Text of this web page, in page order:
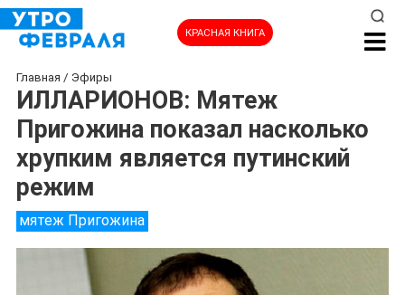
КРАСНАЯ КНИГА
Главная / Эфиры
ИЛЛАРИОНОВ: Мятеж
Пригожина показал насколько
хрупким является путинский
режим
мятеж Пригожина